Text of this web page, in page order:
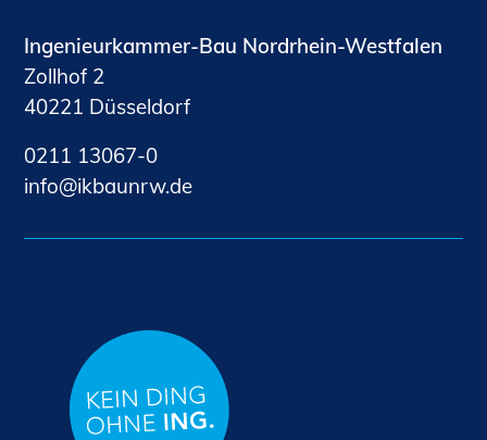
Ingenieurkammer-Bau Nordrhein-Westfalen
Zollhof 2
40221 Düsseldorf
0211 13067-0
nf
kb nrwd